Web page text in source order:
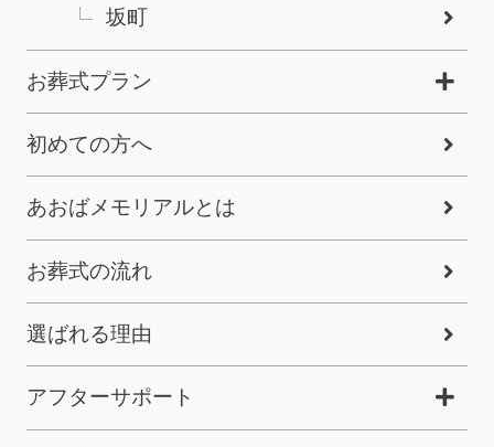
坂町
お葬式プラン
初めての方へ
あおばメモリアルとは
お葬式の流れ
選ばれる理由
アフターサポート